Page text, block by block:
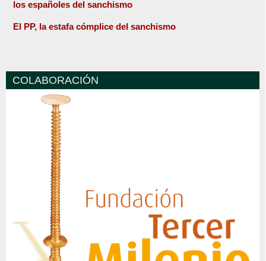
los españoles del sanchismo
El PP, la estafa cómplice del sanchismo
COLABORACIÓN